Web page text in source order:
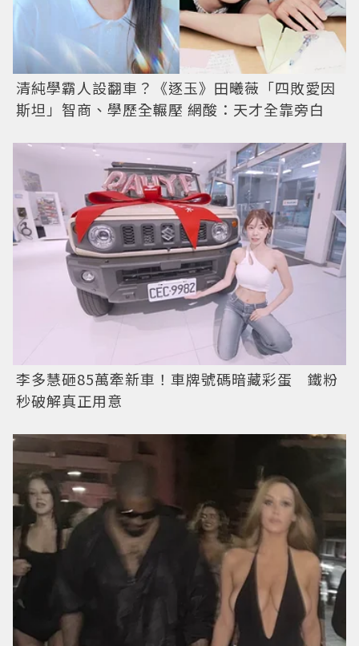
清純學霸人設翻車？《逐玉》田曦薇「四敗愛因
斯坦」智商、學歷全輾壓 網酸：天才全靠旁白
李多慧砸85萬牽新車！車牌號碼暗藏彩蛋 鐵粉
秒破解真正用意